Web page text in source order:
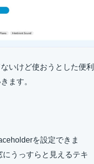
いけど使おうとした便利
ます。
を設定できま
うっすらと見えるテキ